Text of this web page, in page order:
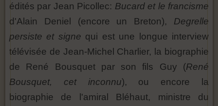
édités par Jean Picollec: Bucard et le francisme
d'Alain Deniel (encore un Breton), Degrelle
persiste et signe qui est une longue interview
télévisée de Jean-Michel Charlier, la biographie
de René Bousquet par son fils Guy (René
Bousquet, cet inconnu), ou encore la
biographie de l'amiral Bléhaut, ministre du